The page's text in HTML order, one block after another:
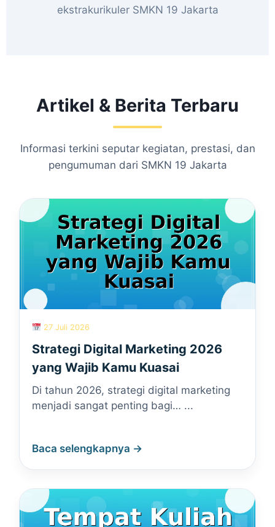
ekstrakurikuler SMKN 19 Jakarta
Artikel & Berita Terbaru
Informasi terkini seputar kegiatan, prestasi, dan
pengumuman dari SMKN 19 Jakarta
27 Juli 2026
Strategi Digital Marketing 2026
yang Wajib Kamu Kuasai
Di tahun 2026, strategi digital marketing
menjadi sangat penting bagi… ...
Baca selengkapnya →